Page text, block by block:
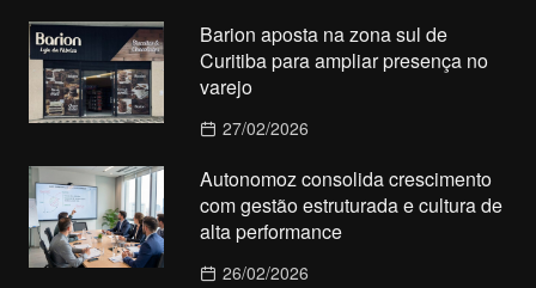
Barion aposta na zona sul de
Curitiba para ampliar presença no
varejo
27/02/2026
Autonomoz consolida crescimento
com gestão estruturada e cultura de
alta performance
26/02/2026